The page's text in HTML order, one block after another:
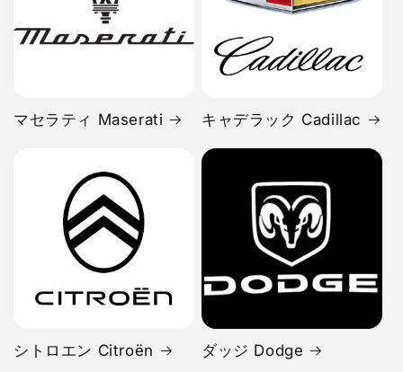
マセラティ Maserati キャデラック Cadillac
シトロエン Citroën ダッジ Dodge